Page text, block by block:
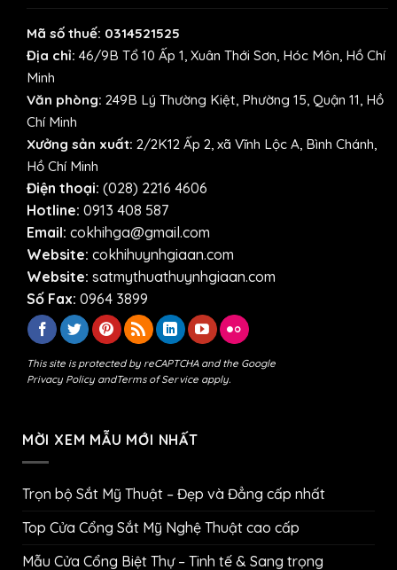
Mã số thuế: 0314521525
Địa chỉ: 46/9B Tổ 10 Ấp 1, Xuân Thới Sơn, Hóc Môn, Hồ Chí
Minh
Văn phòng: 249B Lý Thường Kiệt, Phường 15, Quận 11, Hồ
Chí Minh
Xưởng sản xuất: 2/2K12 Ấp 2, xã Vĩnh Lộc A, Bình Chánh,
Hồ Chí Minh
Điện thoại: (028) 2216 4606
Hotline: 0913 408 587
Email: cokhihga@gmail.com
Website: cokhihuynhgiaan.com
Website: satmythuathuynhgiaan.com
Số Fax: 0964 3899
This site is protected by reCAPTCHA and the Google
Privacy PolicyandTerms of Serviceapply.
MỜI XEM MẪU MỚI NHẤT
Trọn bộ Sắt Mỹ Thuật – Đẹp và Đẳng cấp nhất
Top Cửa Cổng Sắt Mỹ Nghệ Thuật cao cấp
Mẫu Cửa Cổng Biệt Thự – Tinh tế & Sang trọng